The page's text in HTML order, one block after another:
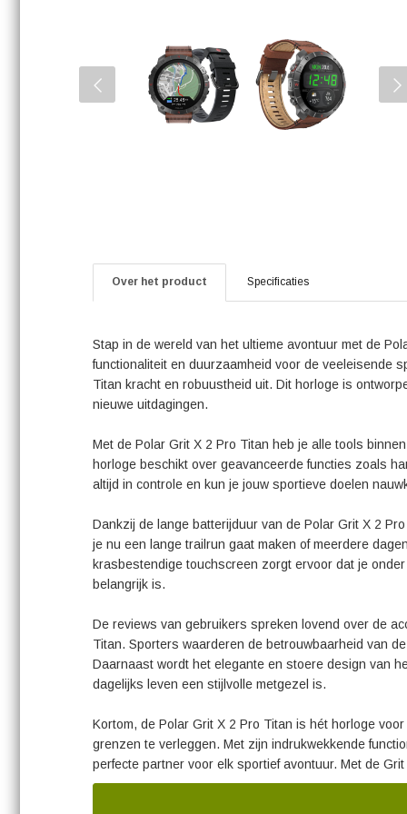
Over het product Specificaties
Stap in de wereld van het ultieme avontuur met de
functionaliteit en duurzaamheid voor de veeleisende
Titan kracht en robuustheid uit. Dit horloge is
nieuwe uitdagingen.
Met de Polar Grit X 2 Pro Titan heb je alle tools
horloge beschikt over geavanceerde functies zoals
altijd in controle en kun je jouw sportieve doelen
Dankzij de lange batterijduur van de Polar Grit X 2
je nu een lange trailrun gaat maken of meerdere
krasbestendige touchscreen zorgt ervoor dat je
belangrijk is.
De reviews van gebruikers spreken lovend over de
Titan. Sporters waarderen de betrouwbaarheid van
Daarnaast wordt het elegante en stoere design van
dagelijks leven een stijlvolle metgezel is.
Kortom, de Polar Grit X 2 Pro Titan is hét horloge
grenzen te verleggen. Met zijn indrukwekkende
perfecte partner voor elk sportief avontuur. Met de